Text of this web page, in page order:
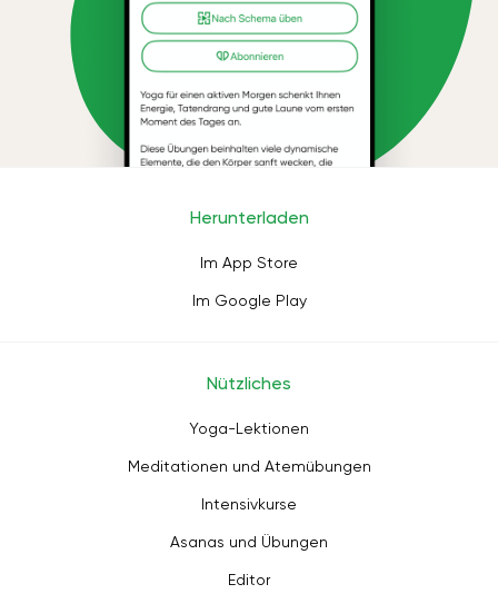
Herunterladen
Im App Store
Im Google Play
Nützliches
Yoga-Lektionen
Meditationen und Atemübungen
Intensivkurse
Asanas und Übungen
Editor